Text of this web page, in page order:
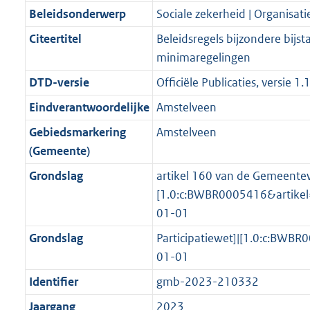
e
i
n
o
r
m
a
a
t
7
5
K
i
e
i
f
o
r
m
a
a
5
5
K
t
i
e
n
f
o
r
m
a
:
4
K
a
t
i
i
n
f
o
r
m
t
e
:
2
K
b
s
g
r
o
o
t
t
:
3
K
b
d
s
g
r
o
o
t
e
2
K
b
Beleidsonderwerp
Sociale zekerheid |
Citeertitel
Beleidsregels bijzondere
minimaregelingen
DTD-versie
Officiële Publicaties, versie 1.1
Eindverantwoordelijke Amstelveen
Gebiedsmarkering
(Gemeente)
Amstelveen
Grondslag
artikel 160 van de
01-01
Grondslag
01-01
Identifier
gmb-2023-210332
Jaargang
2023